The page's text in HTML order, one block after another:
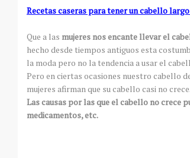
Recetas caseras para tener un cabello
Que a las mujeres nos encante llevar el
hecho desde tiempos antiguos esta
la moda pero no la tendencia a usar el
Pero en ciertas ocasiones nuestro cabello
mujeres afirman que su cabello casi no crece.
Las causas por las que el cabello no crece
medicamentos, etc.